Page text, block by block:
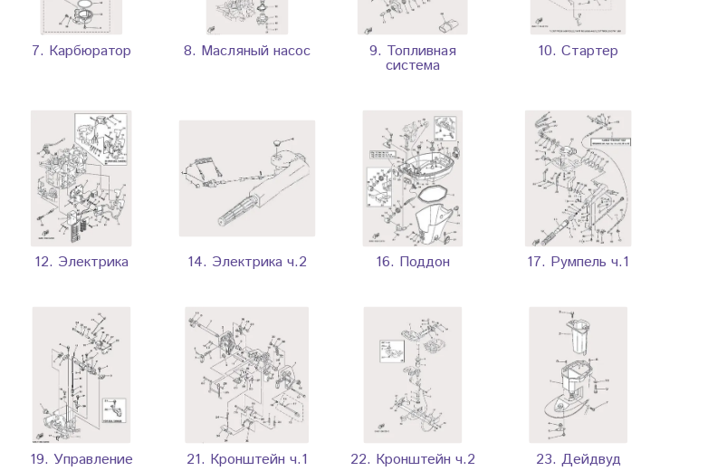
7. Карбюратор 8. Масляный насос 9. Топливная
система
10. Стартер
12. Электрика 14. Электрика ч.2 16. Поддон 17. Румпель ч.1
19. Управление 21. Кронштейн ч.1 22. Кронштейн ч.2 23. Дейдвуд